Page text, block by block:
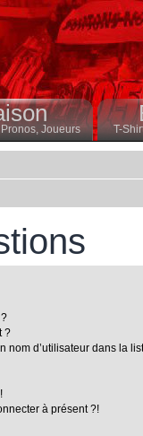
Pronos, Joueurs T-
?
nom d’utilisateur dans la
à présent ?!